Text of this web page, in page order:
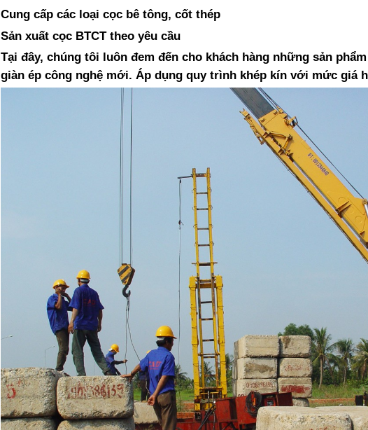
Cung cấp các loại cọc bê tông, cốt thép
Sản xuất cọc BTCT theo yêu cầu
Tại đây, chúng tôi luôn đem đến cho khách hàng những sản
giàn ép công nghệ mới. Áp dụng quy trình khép kín với mức giá